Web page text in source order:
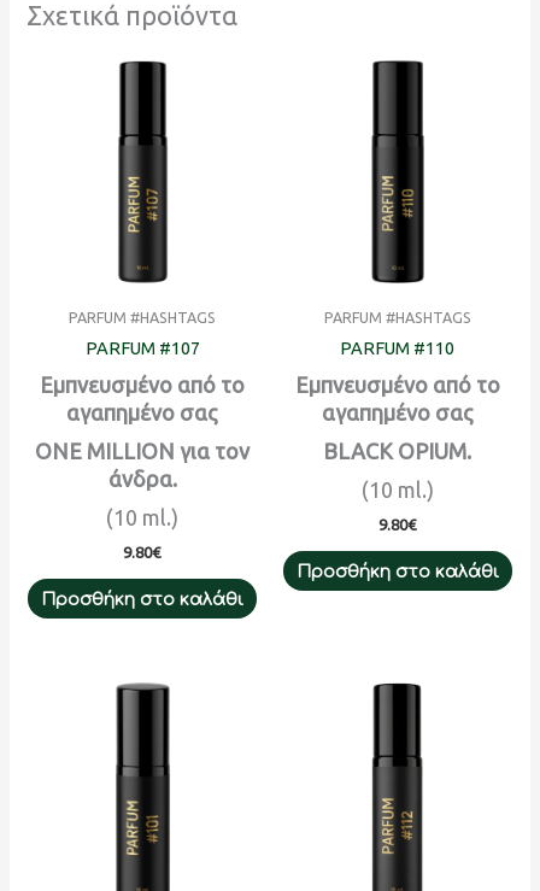
Σχετικά προϊόντα
PARFUM #HASHTAGS
PARFUM #107
Εμπνευσμένο από το
αγαπημένο σας
ONE MILLION για τον
άνδρα.
(10 ml.)
9.80€
Προσθήκη στο καλάθι
PARFUM #HASHTAGS
PARFUM #110
Εμπνευσμένο από το
αγαπημένο σας
BLACK OPIUM.
(10 ml.)
9.80€
Προσθήκη στο καλάθι